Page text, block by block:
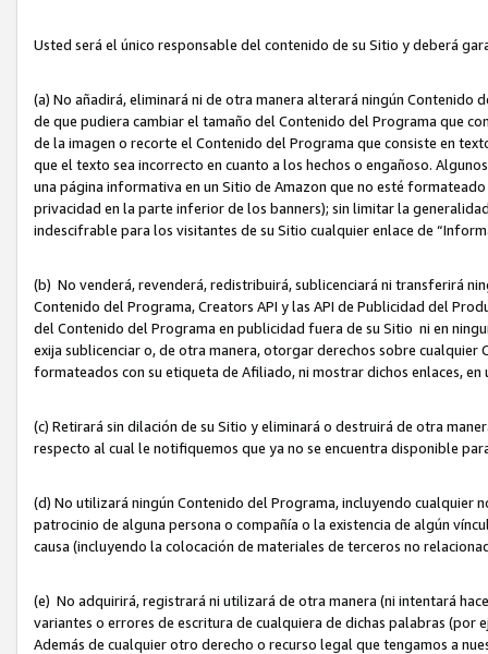
Usted será el único responsable del contenido de su Sitio y deberá
(a) No añadirá, eliminará ni de otra manera alterará ningún
de que pudiera cambiar el tamaño del Contenido del Programa que
de la imagen o recorte el Contenido del Programa que consiste en
que el texto sea incorrecto en cuanto a los hechos o engañoso.
una página informativa en un Sitio de Amazon que no esté
privacidad en la parte inferior de los banners); sin limitar la
indescifrable para los visitantes de su Sitio cualquier enlace de
(b) No venderá, revenderá, redistribuirá, sublicenciará ni transferirá
Contenido del Programa, Creators API y las API de Publicidad del
del Contenido del Programa en publicidad fuera de su Sitio ni en
exija sublicenciar o, de otra manera, otorgar derechos sobre
formateados con su etiqueta de Afiliado, ni mostrar dichos enlaces,
(c) Retirará sin dilación de su Sitio y eliminará o destruirá de otra
respecto al cual le notifiquemos que ya no se encuentra disponible
(d) No utilizará ningún Contenido del Programa, incluyendo cualquier
patrocinio de alguna persona o compañía o la existencia de algún
causa (incluyendo la colocación de materiales de terceros no
(e) No adquirirá, registrará ni utilizará de otra manera (ni intentará
variantes o errores de escritura de cualquiera de dichas palabras (por
Además de cualquier otro derecho o recurso legal que tengamos a